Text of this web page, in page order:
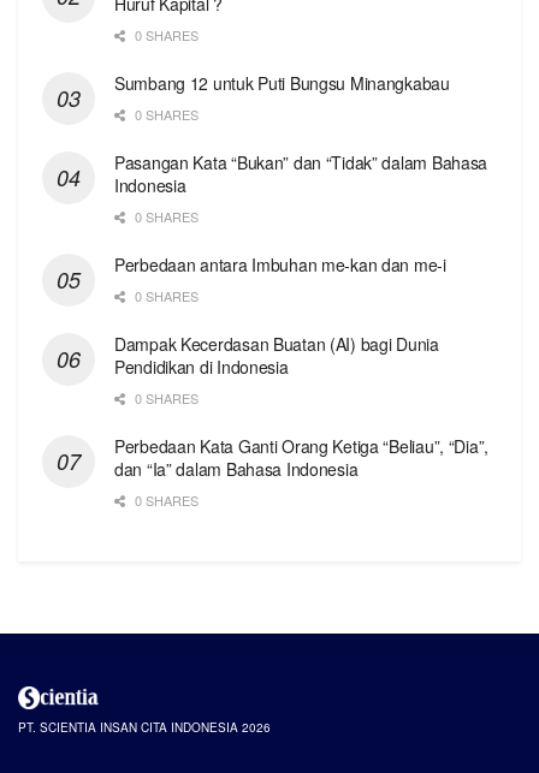
0 SHARES
Sumbang 12 untuk Puti Bungsu Minangkabau
0 SHARES
Pasangan Kata “Bukan” dan “Tidak” dalam Bahasa
Indonesia
0 SHARES
Perbedaan antara Imbuhan me-kan dan me-i
0 SHARES
Dampak Kecerdasan Buatan (AI) bagi Dunia
Pendidikan di Indonesia
0 SHARES
Perbedaan Kata Ganti Orang Ketiga “Beliau”, “Dia”,
dan “Ia” dalam Bahasa Indonesia
0 SHARES
PT. SCIENTIA INSAN CITA INDONESIA 2026